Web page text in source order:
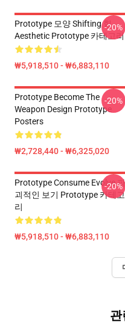
Prototype 모양 Shifting 힘
Aesthetic Prototype 카테고리
₩5,918,510 - ₩6,883,110
-20%
Prototype Become The
Weapon Design Prototype
Posters
₩2,728,440 - ₩6,325,020
-20%
Prototype Consume Evolve 파
괴적인 보기 Prototype 카테고
리
₩5,918,510 - ₩6,883,110
-20%
관